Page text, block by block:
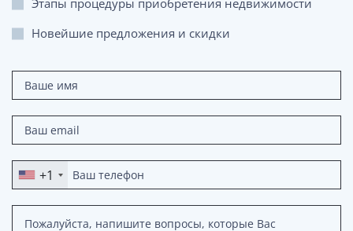
+1
Этапы процедуры приобретения недвижимости
Новейшие предложения и скидки